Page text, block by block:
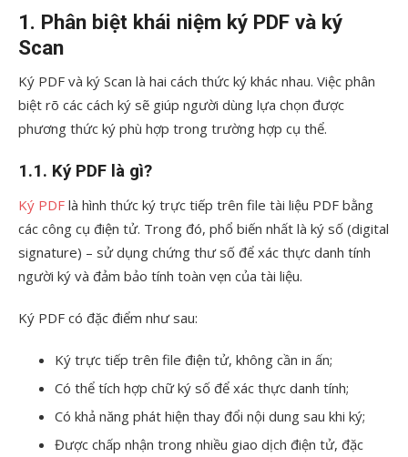
1. Phân biệt khái niệm ký PDF và ký
Scan
Ký PDF và ký Scan là hai cách thức ký khác nhau. Việc phân
biệt rõ các cách ký sẽ giúp người dùng lựa chọn được
phương thức ký phù hợp trong trường hợp cụ thể.
1.1. Ký PDF là gì?
Ký PDF là hình thức ký trực tiếp trên file tài liệu PDF bằng
các công cụ điện tử. Trong đó, phổ biến nhất là ký số (digital
signature) – sử dụng chứng thư số để xác thực danh tính
người ký và đảm bảo tính toàn vẹn của tài liệu.
Ký PDF có đặc điểm như sau:
Ký trực tiếp trên file điện tử, không cần in ấn;
Có thể tích hợp chữ ký số để xác thực danh tính;
Có khả năng phát hiện thay đổi nội dung sau khi ký;
Được chấp nhận trong nhiều giao dịch điện tử, đặc